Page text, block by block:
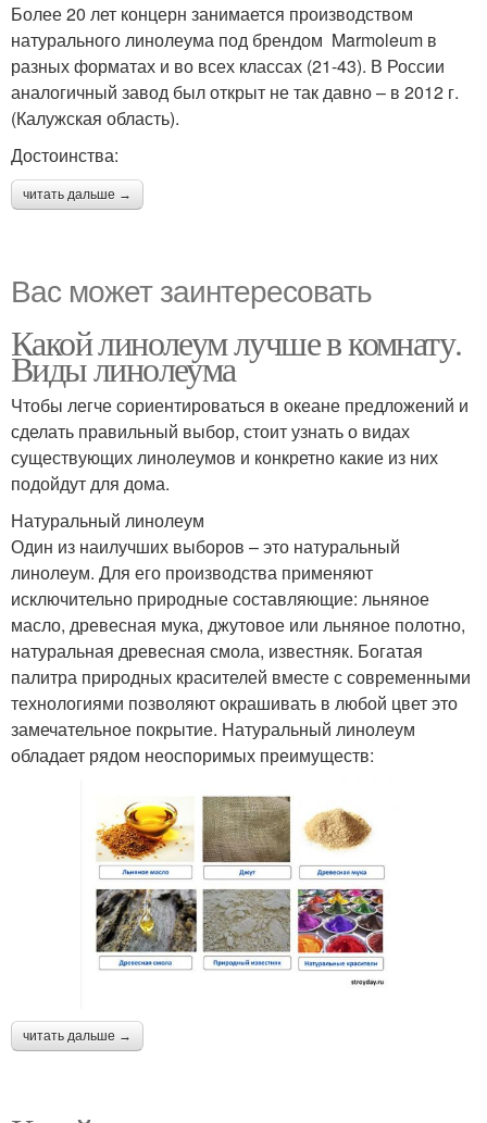
Более 20 лет концерн занимается производством
натурального линолеума под брендом Marmoleum в
разных форматах и во всех классах (21-43). В России
аналогичный завод был открыт не так давно – в 2012 г.
(Калужская область).
Достоинства:
читать дальше →
Вас может заинтересовать
Какой линолеум лучше в комнату.
Виды линолеума
Чтобы легче сориентироваться в океане предложений и
сделать правильный выбор, стоит узнать о видах
существующих линолеумов и конкретно какие из них
подойдут для дома.
Натуральный линолеум
Один из наилучших выборов – это натуральный
линолеум. Для его производства применяют
исключительно природные составляющие: льняное
масло, древесная мука, джутовое или льняное полотно,
натуральная древесная смола, известняк. Богатая
палитра природных красителей вместе с современными
технологиями позволяют окрашивать в любой цвет это
замечательное покрытие. Натуральный линолеум
обладает рядом неоспоримых преимуществ:
читать дальше →